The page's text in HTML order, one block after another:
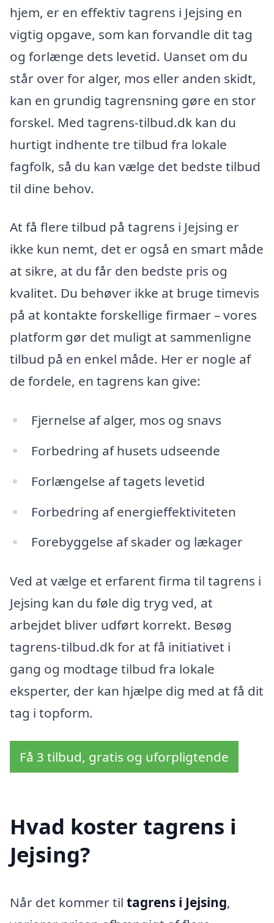
hjem, er en effektiv tagrens i Jejsing en
vigtig opgave, som kan forvandle dit tag
og forlænge dets levetid. Uanset om du
står over for alger, mos eller anden skidt,
kan en grundig tagrensning gøre en stor
forskel. Med tagrens-tilbud.dk kan du
hurtigt indhente tre tilbud fra lokale
fagfolk, så du kan vælge det bedste tilbud
til dine behov.
At få flere tilbud på tagrens i Jejsing er
ikke kun nemt, det er også en smart måde
at sikre, at du får den bedste pris og
kvalitet. Du behøver ikke at bruge timevis
på at kontakte forskellige firmaer – vores
platform gør det muligt at sammenligne
tilbud på en enkel måde. Her er nogle af
de fordele, en tagrens kan give:
Fjernelse af alger, mos og snavs
Forbedring af husets udseende
Forlængelse af tagets levetid
Forbedring af energieffektiviteten
Forebyggelse af skader og lækager
Ved at vælge et erfarent firma til tagrens i
Jejsing kan du føle dig tryg ved, at
arbejdet bliver udført korrekt. Besøg
tagrens-tilbud.dk for at få initiativet i
gang og modtage tilbud fra lokale
eksperter, der kan hjælpe dig med at få dit
tag i topform.
Få 3 tilbud, gratis og uforpligtende
Hvad koster tagrens i
Jejsing?
Når det kommer til tagrens i Jejsing,